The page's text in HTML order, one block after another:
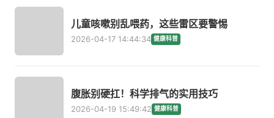
儿童咳嗽别乱喂药，这些雷区要警惕
2026-04-17 14:44:34 健康科普
腹胀别硬扛！科学排气的实用技巧
2026-04-19 15:49:42 健康科普